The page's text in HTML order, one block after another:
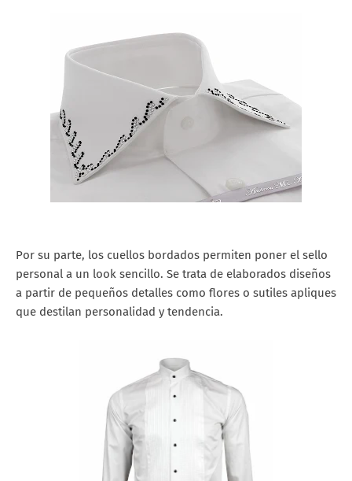
Por su parte, los cuellos bordados permiten poner el sello
personal a un look sencillo. Se trata de elaborados diseños
a partir de pequeños detalles como flores o sutiles apliques
que destilan personalidad y tendencia.